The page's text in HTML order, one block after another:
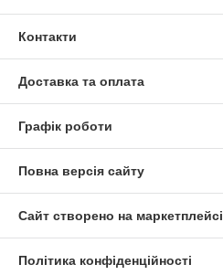
Контакти
Доставка та оплата
Графік роботи
Повна версія сайту
Сайт створено на маркетплейсі
Політика конфіденційності